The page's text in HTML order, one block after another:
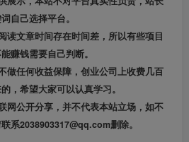
自己选择平台。
读文章时间存在时间差，所以有些项目
赚钱需要自己判断。
做任何收益保障，创业公司上收费几百
，希望大家可以认真学习。
网公开分享，并不代表本站立场，如不
系2038903317@qq.com删除。